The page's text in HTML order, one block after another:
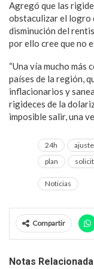
Agregó que las
obstaculizar el logro
disminución del
por ello cree que no
“Una vía mucho más
países de la región,
inflacionarios y
rigideces de la
imposible salir, una
24h ajuste
plan
Noticias
Compartir
Notas